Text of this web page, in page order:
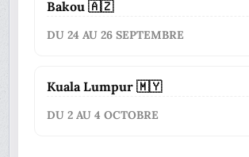
Bakou 🇦🇿
DU 24 AU 26 SEPTEMBRE
Kuala Lumpur 🇲🇾
DU 2 AU 4 OCTOBRE